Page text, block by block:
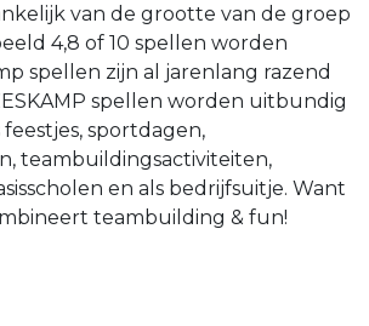
van de grootte van de groep
4,8 of 10 spellen worden
spellen zijn al jarenlang razend
spellen worden uitbundig
sportdagen,
teambuildingsactiviteiten,
en als bedrijfsuitje. Want
teambuilding & fun!